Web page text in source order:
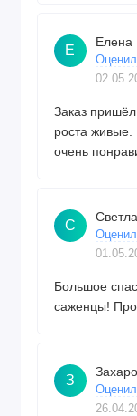
Е
Елена
Заказ
роста
очень
С
Большое
саженцы!
З